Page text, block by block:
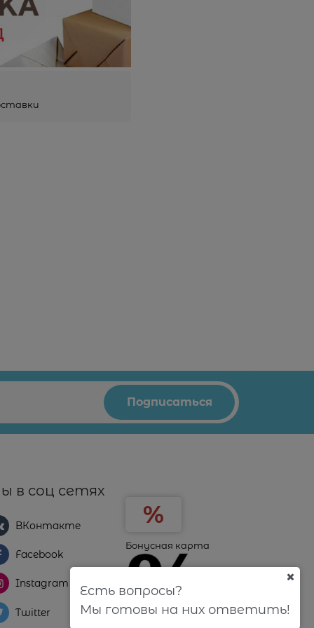
в соц сетях
ВКонтакте
Facebook
Instagram
Twitter
Бонусная карта
Есть вопросы?
Мы готовы на них ответить!